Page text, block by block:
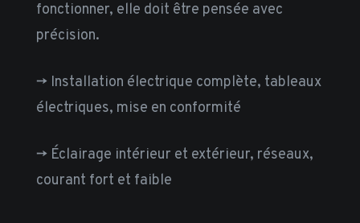
fonctionner, elle doit être pensée avec
précision.
-> Installation électrique complète, tableaux
électriques, mise en conformité
-> Éclairage intérieur et extérieur, réseaux,
courant fort et faible